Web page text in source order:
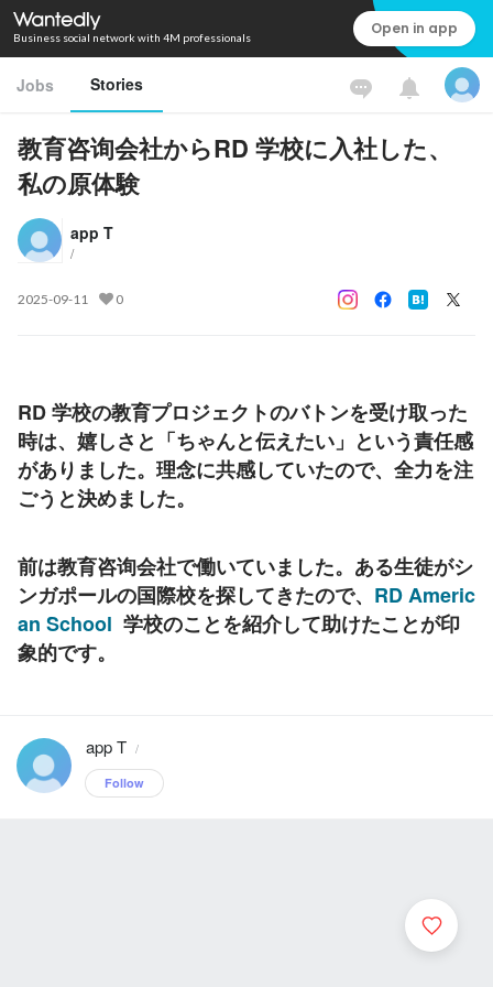
Business social network with 4M professionals Open in app
Jobs Stories
教育咨询会社からRD 学校に入社した、
私の原体験
app T
/
2025-09-11 0
RD 学校の教育プロジェクトのバトンを受け取った
時は、嬉しさと「ちゃんと伝えたい」という責任感
がありました。理念に共感していたので、全力を注
ごうと決めました。
前は教育咨询会社で働いていました。ある生徒がシ
ンガポールの国際校を探してきたので、 RD Americ
an School
  学校のことを紹介して助けたことが印
象的です。
app T /
Follow